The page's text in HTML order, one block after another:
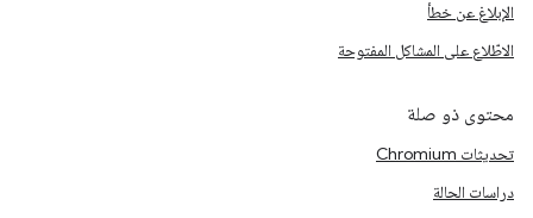
الإبلاغ عن خطأ
الاطّلاع على المشاكل المفتوحة
محتوى ذو صلة
تحديثات Chromium
دراسات الحالة